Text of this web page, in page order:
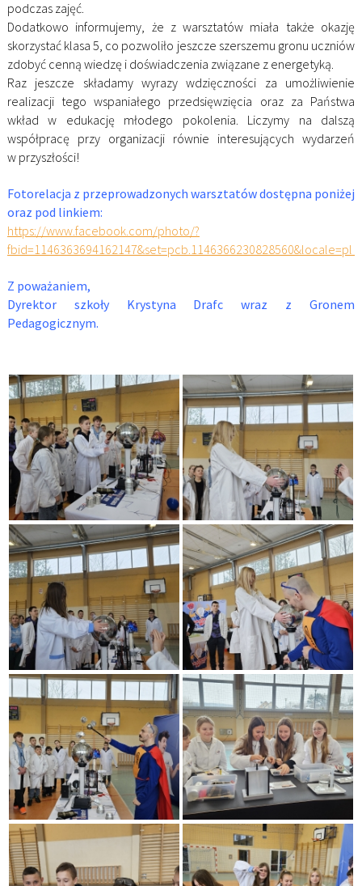
podczas zajęć.
Dodatkowo informujemy, że z warsztatów miała także okazję
skorzystać klasa 5, co pozwoliło jeszcze szerszemu gronu uczniów
zdobyć cenną wiedzę i doświadczenia związane z energetyką.
Raz jeszcze składamy wyrazy wdzięczności za umożliwienie
realizacji tego wspaniałego przedsięwzięcia oraz za Państwa
wkład w edukację młodego pokolenia. Liczymy na dalszą
współpracę przy organizacji równie interesujących wydarzeń
w przyszłości!
Fotorelacja z przeprowadzonych warsztatów dostępna poniżej
oraz pod linkiem:
https://www.facebook.com/photo/?
Z poważaniem,
Dyrektor szkoły Krystyna Drafc wraz z Gronem
Pedagogicznym.